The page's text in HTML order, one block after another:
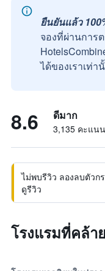
ยืนยันแล้ว
จองที่ผ่านการ
ได้ของเราเท่า
8.6 ดีมาก
3,135 คะแน
ไม่พบรีวิว ลองลบตัวก
ดูรีวิว
โรงแรมที่คล้า